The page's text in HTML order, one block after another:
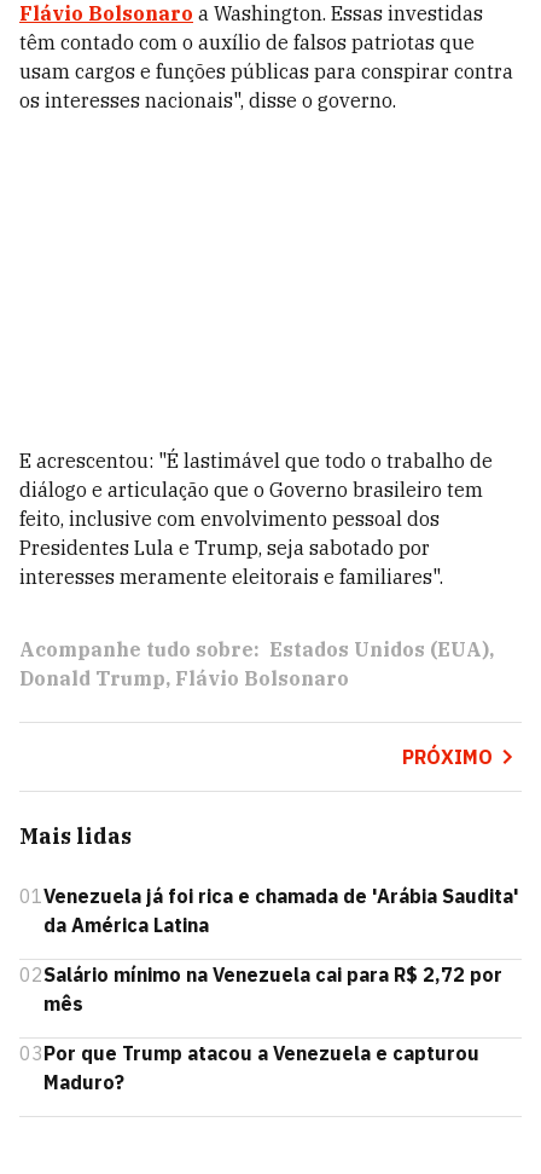
Flávio Bolsonaro a Washington. Essas investidas
têm contado com o auxílio de falsos patriotas que
usam cargos e funções públicas para conspirar contra
os interesses nacionais", disse o governo.
E acrescentou: "É lastimável que todo o trabalho de
diálogo e articulação que o Governo brasileiro tem
feito, inclusive com envolvimento pessoal dos
Presidentes Lula e Trump, seja sabotado por
interesses meramente eleitorais e familiares".
Acompanhe tudo sobre: Estados Unidos (EUA)
Donald Trump Flávio Bolsonaro
PRÓXIMO
Mais lidas
01Venezuela já foi rica e chamada de 'Arábia Saudita'
da América Latina
02Salário mínimo na Venezuela cai para R$ 2,72 por
mês
03Por que Trump atacou a Venezuela e capturou
Maduro?